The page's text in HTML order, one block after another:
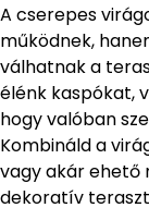
A cserepes
működnek,
válhatnak a
élénk kaspókat,
hogy valóban
Kombináld a
vagy akár ehető
dekoratív